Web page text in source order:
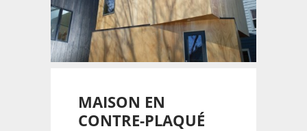
MAISON EN
CONTRE-PLAQUÉ